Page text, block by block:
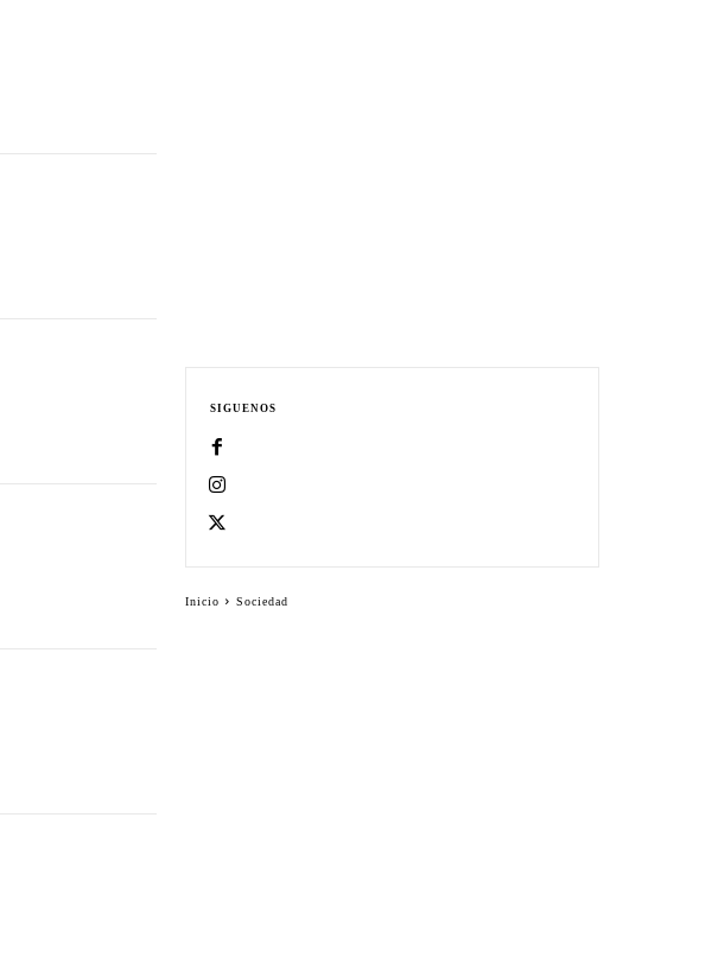
SIGUENOS
Inicio Sociedad